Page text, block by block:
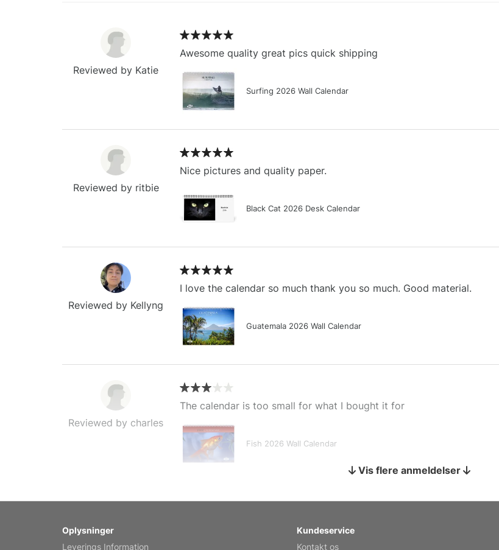
Reviewed by Katie
Awesome quality great pics quick shipping
Surfing 2026 Wall Calendar
Reviewed by ritbie
Nice pictures and quality paper.
Black Cat 2026 Desk Calendar
Reviewed by Kellyng
I love the calendar so much thank you so much. Good material.
Guatemala 2026 Wall Calendar
Reviewed by charles
The calendar is too small for what I bought it for
Fish 2026 Wall Calendar
Vis flere anmeldelser
Oplysninger
Leverings Information
Kundeservice
Kontakt os